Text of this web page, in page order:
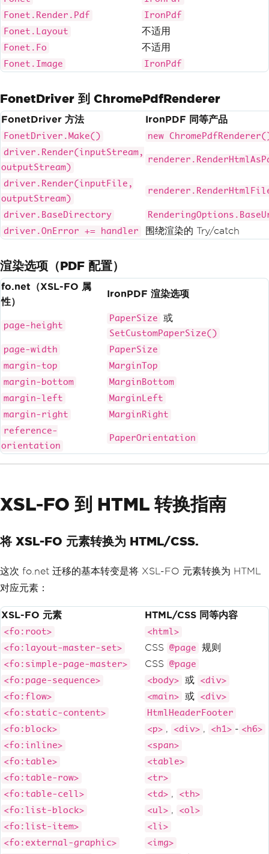
Fonet.Render.Pdf
IronPdf
Fonet.Layout
不适用
Fonet.Fo 不适用
Fonet.Image IronPdf
FonetDriver 到 ChromePdfRenderer
FonetDriver 方法 IronPDF 同等产品
FonetDriver.Make()
new
driver.Render(inputStream,
outputStream)
driver.Render(inputFile,
outputStream)
driver.BaseDirectory
driver.OnError += handler
围绕渲染的 Try/catch
渲染选项（PDF 配置）
fo.net（XSL-FO 属
性）
IronPDF 渲染选项
page-height
PaperSize 或
SetCustomPaperSize()
page-width
PaperSize
margin-top
MarginTop
margin-bottom
MarginBottom
margin-left
MarginLeft
margin-right
MarginRight
reference-
orientation
PaperOrientation
XSL-FO 到 HTML 转换指南
将 XSL-FO 元素转换为 HTML/CSS.
这次 fo.net 迁移的基本转变是将 XSL-FO 元素转换为 HTML
对应元素：
XSL-FO 元素 HTML/CSS 同等内容
<fo:root>
<html>
<fo:layout-master-set>
CSS @page 规则
<fo:simple-page-master> CSS @page
<fo:page-sequence>
<body> 或 <div>
<fo:flow>
<main> 或 <div>
<fo:static-content>
HtmlHeaderFooter
<fo:block>
<p> , <div> , <h1> - <h6>
<fo:inline>
<span>
<fo:table>
<table>
<fo:table-row>
<tr>
<fo:table-cell>
<td> ,
<th>
<fo:list-block>
<ul> ,
<ol>
<fo:list-item>
<li>
<fo:external-graphic>
<img>